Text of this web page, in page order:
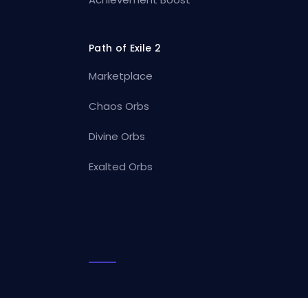
Path of Exile 2
Marketplace
Chaos Orbs
Divine Orbs
Exalted Orbs